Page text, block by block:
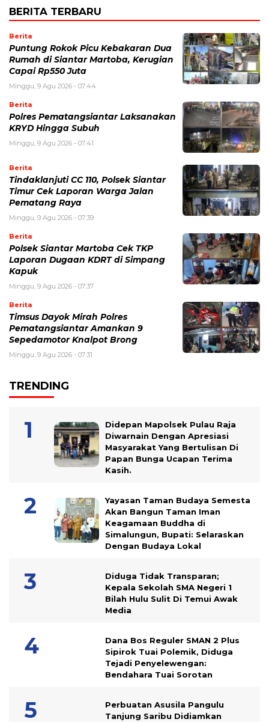
BERITA TERBARU
Berita
Puntung Rokok Picu Kebakaran Dua
Rumah di Siantar Martoba, Kerugian
Capai Rp550 Juta
Minggu, 9 Agu 2026 - 07:44
Berita
Polres Pematangsiantar Laksanakan
KRYD Hingga Subuh
Minggu, 9 Agu 2026 - 07:41
Berita
Tindaklanjuti CC 110, Polsek Siantar
Timur Cek Laporan Warga Jalan
Pematang Raya
Minggu, 9 Agu 2026 - 07:39
Berita
Polsek Siantar Martoba Cek TKP
Laporan Dugaan KDRT di Simpang
Kapuk
Minggu, 9 Agu 2026 - 07:37
Berita
Timsus Dayok Mirah Polres
Pematangsiantar Amankan 9
Sepedamotor Knalpot Brong
Minggu, 9 Agu 2026 - 07:31
TRENDING
Didepan Mapolsek Pulau Raja
Diwarnain Dengan Apresiasi
Masyarakat Yang Bertulisan Di
Papan Bunga Ucapan Terima
Kasih.
Yayasan Taman Budaya Semesta
Akan Bangun Taman Iman
Keagamaan Buddha di
Simalungun, Bupati: Selaraskan
Dengan Budaya Lokal
Diduga Tidak Transparan;
Kepala Sekolah SMA Negeri 1
Bilah Hulu Sulit Di Temui Awak
Media
Dana Bos Reguler SMAN 2 Plus
Sipirok Tuai Polemik, Diduga
Tejadi Penyelewengan:
Bendahara Tuai Sorotan
Perbuatan Asusila Pangulu
Tanjung Saribu Didiamkan